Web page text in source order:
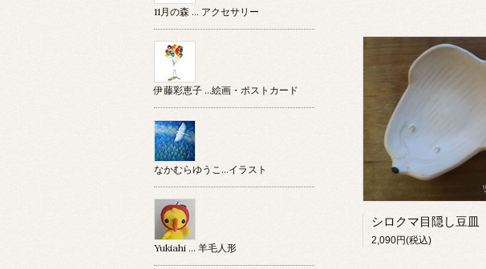
2,090円(税込)
11月の森 … アクセサリー
伊藤彩恵子 …絵画・ポストカード
なかむらゆうこ…イラスト
Yukiahi … 羊毛人形